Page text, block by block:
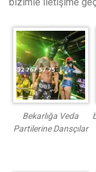
Bekarlığa Veda
Partilerine Dansçılar